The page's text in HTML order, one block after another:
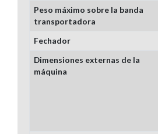
Peso máximo sobre la banda
transportadora
Fechador
Dimensiones externas de la
máquina